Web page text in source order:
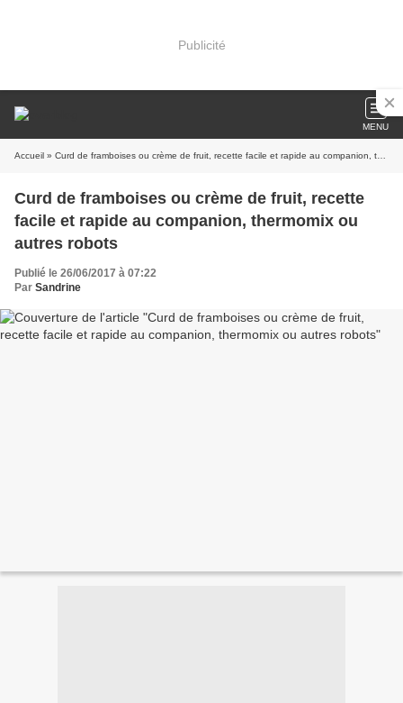
Publicité
MENU
Accueil » Curd de framboises ou crème de fruit, recette facile et rapide au companion, thermomix ou autres robots
Curd de framboises ou crème de fruit, recette
facile et rapide au companion, thermomix ou
autres robots
Publié le 26/06/2017 à 07:22
Par Sandrine